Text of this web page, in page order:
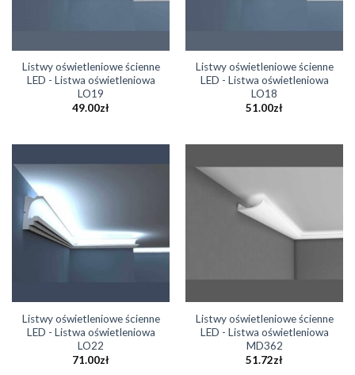
Listwy oświetleniowe ścienne
LED - Listwa oświetleniowa
LO19
49.00zł
Listwy oświetleniowe ścienne
LED - Listwa oświetleniowa
LO18
51.00zł
Listwy oświetleniowe ścienne
LED - Listwa oświetleniowa
LO22
71.00zł
Listwy oświetleniowe ścienne
LED - Listwa oświetleniowa
MD362
51.72zł